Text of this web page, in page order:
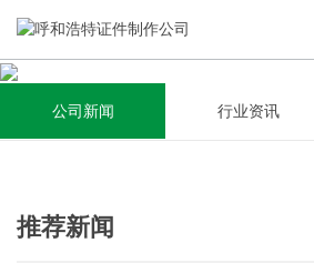
关于我们
集研发，设计，制造，安装于一体，多元化
千家企业提供过专业定制服务！
新闻资讯
全自动流水线规模化生产，准时按期交货，
40W万方米以上，拥有遍布全国的商务合作
公司新闻 行业资讯
推荐新闻